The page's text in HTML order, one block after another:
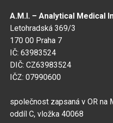
A.M.I. – Analytical Medical
Letohradská 369/3
170 00 Praha 7
IČ: 63983524
DIČ: CZ63983524
IČZ: 07990600
společnost zapsaná v OR na
oddíl C, vložka 40068